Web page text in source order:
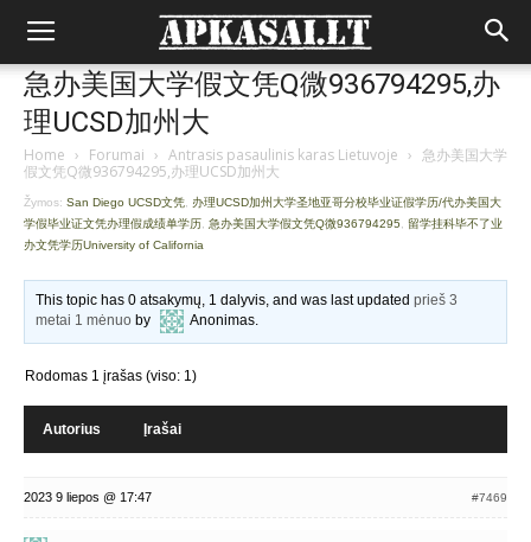
急办美国大学假文凭Q微936794295,办
理UCSD加州大
Home › Forumai › Antrasis pasaulinis karas Lietuvoje › 急办美国大学
假文凭Q微936794295,办理UCSD加州大
Žymos: San Diego UCSD文凭
办理UCSD加州大学圣地亚哥分校毕业证假学历/代办美国大
学假毕业证文凭办理假成绩单学历 急办美国大学假文凭Q微936794295
留学挂科毕不了业
办文凭学历University of California
This topic has 0 atsakymų, 1 dalyvis, and was last updatedprieš 3
metai 1 mėnuo by Anonimas.
Rodomas 1 įrašas (viso: 1)
Autorius Įrašai
2023 9 liepos @ 17:47 #7469